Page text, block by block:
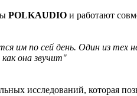
POLKAUDIO и работают
им по сей день. Один из тех
она звучит"
исследований, которая